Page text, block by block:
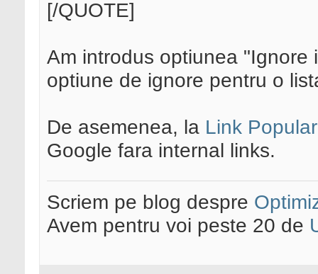
[/QUOTE]
Am introdus optiunea
optiune de ignore pentru o
De asemenea, la Link
Google fara internal links.
Scriem pe blog despre
Avem pentru voi peste 20 de